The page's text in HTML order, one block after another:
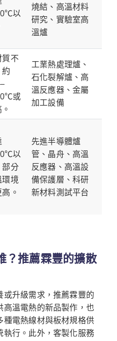
以
燒結、高溫材料
研究、實驗室高
溫爐
質不
約
或
工業熱處理爐、
石化裂解爐、高
溫反應器、金屬
加工設備
以
部分
環境
。
先進半導體爐
管、晶舟、高溫
反應器、高溫設
備保護層、科研
新材料測試平台
？推薦霖豐的擴散
或升級需求，推薦霖豐的
高溫電熱的新品製作，也
種電熱線材與板材規格供
執行。此外，客製化服務